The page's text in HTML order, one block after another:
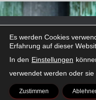
FACEBOOK INSTAGRAM
Es werden Cookies
Erfahrung auf dieser
In den Einstellungen
verwendet werden oder sie
Zustimmen